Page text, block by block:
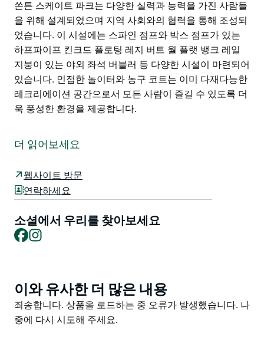
쏜튼 스케이트 파크는 다양한 실력과 능력을 가진 사람들
을 위해 설계되었으며 지역 사회와의 협력을 통해 조성되
었습니다. 이 시설에는 스파인 점프와 박스 점프가 있는
하프파이프 킨크드 플로팅 레지 버트 월 플랫 뱅크 레일
지붕이 있는 야외 좌석 버블러 등 다양한 시설이 마련되어
있습니다. 인접한 놀이터와 농구 코트는 이미 다재다능한
레크리에이션 공간으로서 모든 사람이 즐길 수 있도록 더
욱 풍성한 환경을 제공합니다.
을 위해 설계되었으며 지역 사회와의 협력을 통해 조성되
이 시설에는 스파인 점프와 박스 점프가 있는 하프파이프
킨크드 플로팅 레지 버트 월 플랫 뱅크 레일 지붕이 있는
인접한 놀이터와 농구 코트는 이미 다재다능한 레크리에
이션 공간으로서 모든 사람이 즐길 수 있도록 더욱 풍성한
더 읽어보세요
웹사이트 방문
연락하세요
소셜에서 우리를 찾아보세요
Facebook
Product
List
이와 유사한 더 많은 내용
Product
List
죄송합니다. 상품을 로드하는 중 오류가 발생했습니다. 나
중에 다시 시도해 주세요.